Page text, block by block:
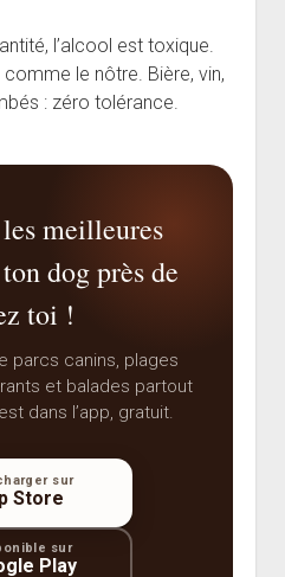
l’alcool est toxique.
le nôtre. Bière, vin,
: zéro tolérance.
meilleures
dog près de
toi !
parcs canins, plages
et balades partout
dans l’app, gratuit.
sur
Store
sur
Play